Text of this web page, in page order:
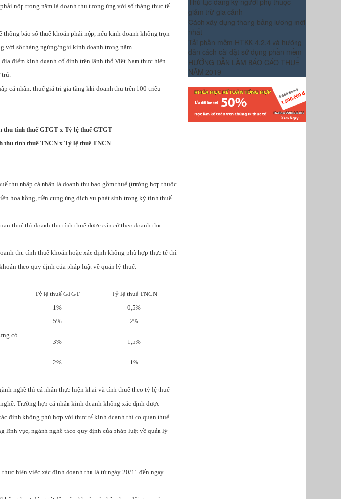
nộp trong năm là doanh thu tương ứng với số tháng thực tế
thông báo số thuế khoán phải nộp, nếu kinh doanh không trọn
với số tháng ngừng/nghỉ kinh doanh trong năm.
điểm kinh doanh cố định trên lãnh thổ Việt Nam thực hiện
trú.
cá nhân, thuế giá trị gia tăng khi doanh thu trên 100 triệu
thu tính thuế GTGT x Tỷ lệ thuế GTGT
thu tính thuế TNCN x Tỷ lệ thuế TNCN
thu nhập cá nhân là doanh thu bao gồm thuế (trường hợp thuộc
hoa hồng, tiền cung ứng dịch vụ phát sinh trong kỳ tính thuế
thuế thì doanh thu tính thuế được căn cứ theo doanh thu
thu tính thuế khoán hoặc xác định không phù hợp thực tế thì
theo quy định của pháp luật về quản lý thuế.
Tỷ lệ thuế GTGT
Tỷ lệ thuế TNCN
1%
0,5%
5% 2%
có
3% 1,5%
2% 1%
nghề thì cá nhân thực hiện khai và tính thuế theo tỷ lệ thuế
Trường hợp cá nhân kinh doanh không xác định được
định không phù hợp với thực tế kinh doanh thì cơ quan thuế
lĩnh vực, ngành nghề theo quy định của pháp luật về quản lý
hiện việc xác định doanh thu là từ ngày 20/11 đến ngày
Thủ tục đăng ký người phụ thuộc
giảm trừ gia cảnh
Cách xây dựng thang bảng lương mới
nhất
Tải phần mềm HTKK 4.2.4 và hướng
dẫn cách cài đặt sử dụng phần mềm
HƯỚNG DẪN LÀM BÁO CÁO THUẾ
NĂM 2019